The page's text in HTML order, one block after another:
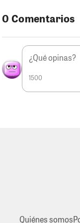
0 Comentarios
1500
Quiénes somos